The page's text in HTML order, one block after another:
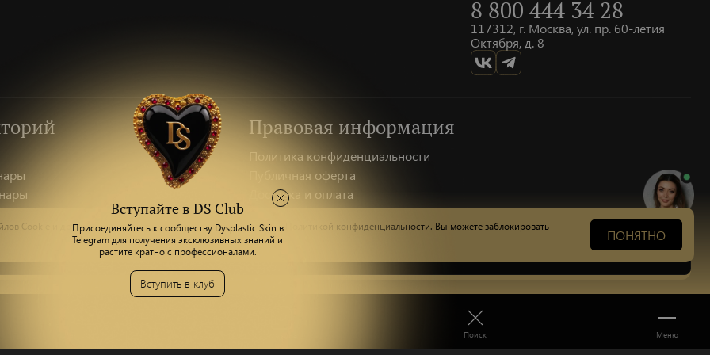
Меню
Поиск
Правовая информация
Политика конфиденциальности
Публичная оферта
Доставка и оплата
Оплата товара через банковскую карту
8 800 444 34 28
117312, г. Москва, ул. пр. 60-летия
Октября, д. 8
Сookie и других пользовательских данных, в соответствии с
Политикой конфиденциальности. Вы можете заблокировать
ПОНЯТНО
Вступайте в DS Club
Присоединяйтесь к сообществу Dysplastic Skin в
Telegram для получения эксклюзивных знаний и
растите кратно с профессионалами.
Вступить в клуб